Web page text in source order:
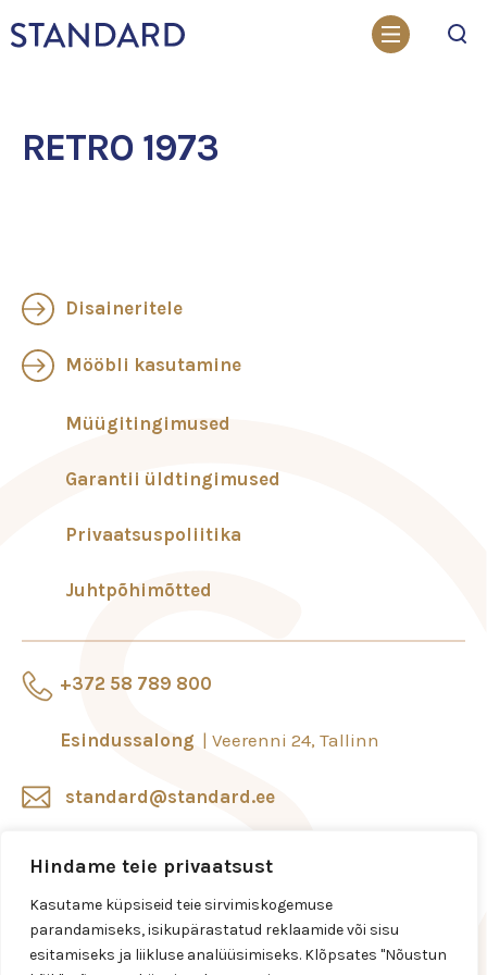
Hindame teie privaatsust
Kasutame küpsiseid teie sirvimiskogemuse
parandamiseks, isikupärastatud reklaamide või sisu
esitamiseks ja liikluse analüüsimiseks. Klõpsates "Nõustun
RETRO 1973
+372 58 789 800
Esindussalong Veerenni 24, Tallinn
standard@standard.ee
Disaineritele
Mööbli kasutamine
Müügitingimused
Garantii üldtingimused
Privaatsuspoliitika
Juhtpõhimõtted